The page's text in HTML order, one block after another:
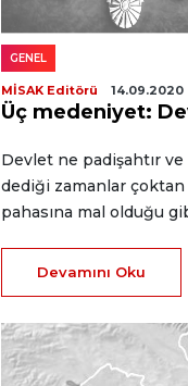
GENEL
MİSAK Editörü 14.09.2020
Üç medeniyet:
Devlet ne padişahtır
dediği zamanlar çoktan
pahasına mal olduğu
Devamını Oku